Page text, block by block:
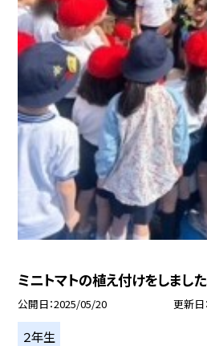
ミニトマトの植え付けをしました
公開日 2025/05/20 更新日
２年生